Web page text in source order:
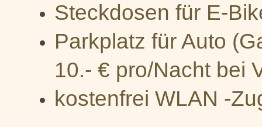
Steckdosen für E-
Parkplatz für Auto
10.- € pro/Nacht bei
kostenfrei WLAN -